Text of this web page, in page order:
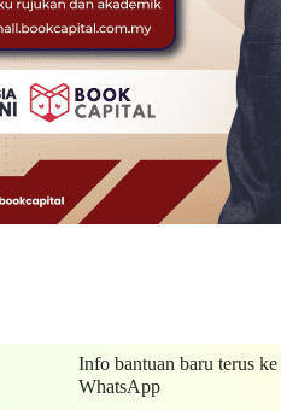
Info bantuan baru terus ke
WhatsApp